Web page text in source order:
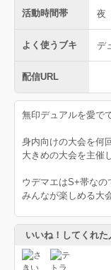
活動時間帯 夜
よく使うブキ デ
配信URL
無印デュアルを愛で
身内向けの大会を何
大きめの大会を主催
ウデマエはS+帯なの
みんなが楽しめる大
いいね！してくれた